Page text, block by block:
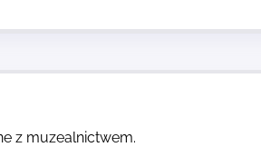
z muzealnictwem.